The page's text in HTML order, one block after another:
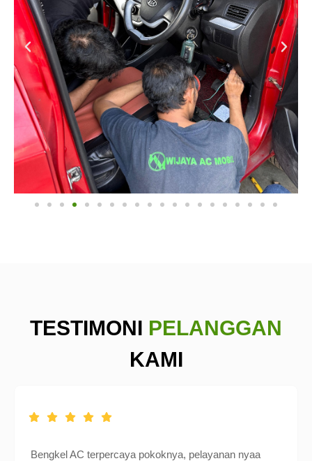
TESTIMONI PELANGGAN
KAMI
Bengkel AC terpercaya pokoknya, pelayanan nyaa